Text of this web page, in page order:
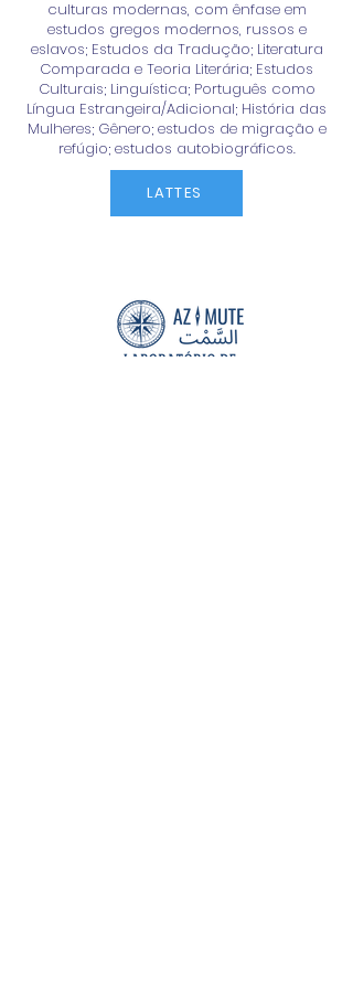
culturas modernas, com ênfase em
estudos gregos modernos, russos e
eslavos; Estudos da Tradução; Literatura
Comparada e Teoria Literária; Estudos
Culturais; Linguística; Português como
Língua Estrangeira/Adicional; História das
Mulheres; Gênero; estudos de migração e
refúgio; estudos autobiográficos.
LATTES